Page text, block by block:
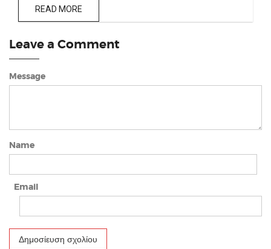
READ MORE
Leave a Comment
Message
Name
Email